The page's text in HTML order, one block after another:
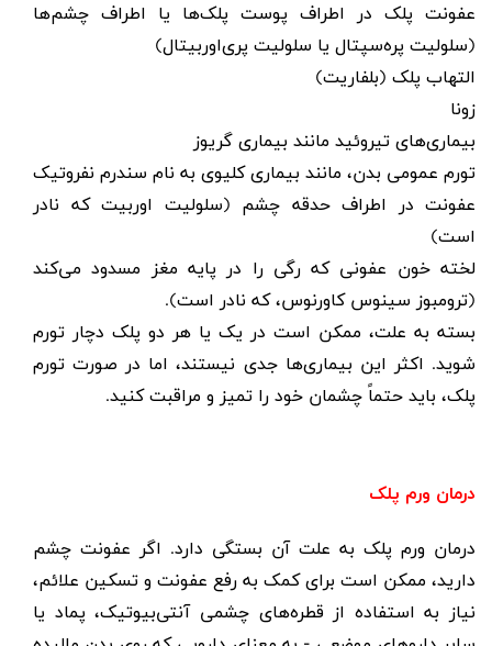
عفونت پلک در اطراف پوست پلک‌ها یا اطراف چشم‌ها
(سلولیت پره‌سپتال یا سلولیت پری‌اوربیتال)
التهاب پلک (بلفاریت)
زونا
بیماری‌های تیروئید مانند بیماری گریوز
تورم عمومی بدن، مانند بیماری کلیوی به نام سندرم نفروتیک
عفونت در اطراف حدقه چشم (سلولیت اوربیت که نادر
است)
لخته خون عفونی که رگی را در پایه مغز مسدود می‌کند
(ترومبوز سینوس کاورنوس، که نادر است).
بسته به علت، ممکن است در یک یا هر دو پلک دچار تورم
شوید. اکثر این بیماری‌ها جدی نیستند، اما در صورت تورم
پلک، باید حتماً چشمان خود را تمیز و مراقبت کنید.
درمان ورم پلک
درمان ورم پلک به علت آن بستگی دارد. اگر عفونت چشم
دارید، ممکن است برای کمک به رفع عفونت و تسکین علائم،
نیاز به استفاده از قطره‌های چشمی آنتی‌بیوتیک، پماد یا